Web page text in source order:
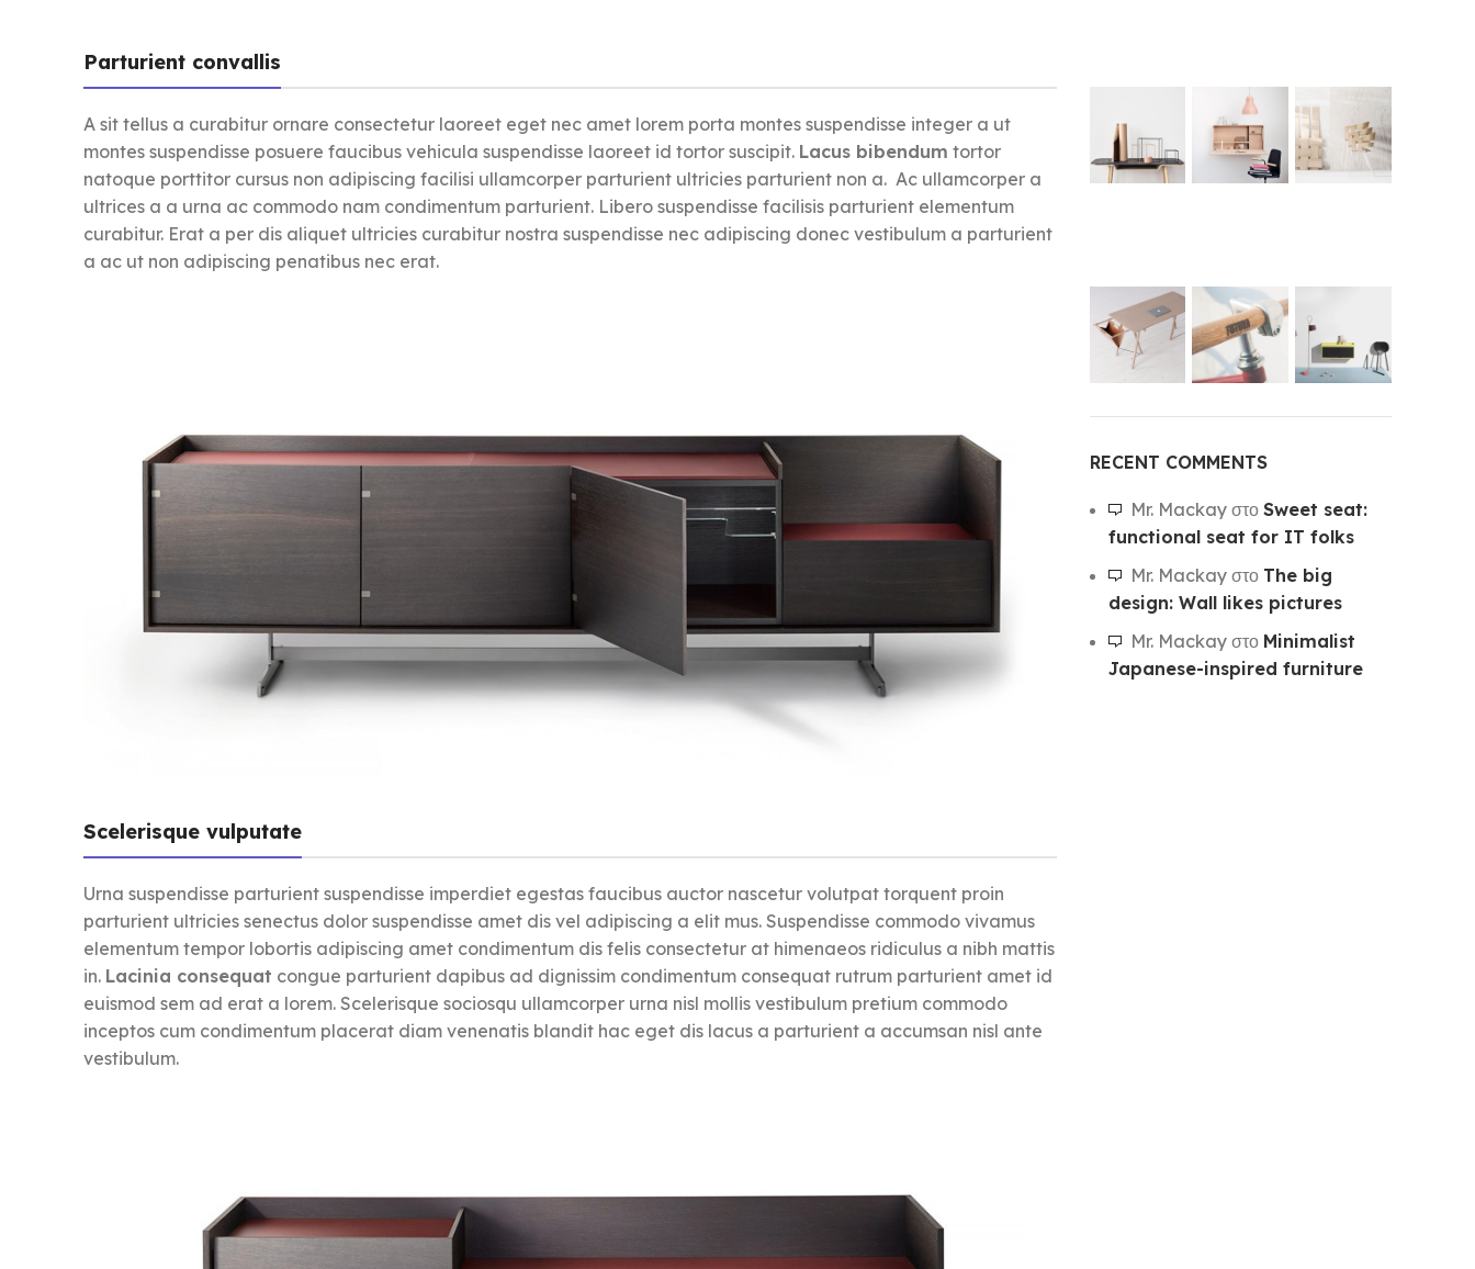
Parturient convallis
A sit tellus a curabitur ornare consectetur laoreet eget nec amet lorem porta montes suspendisse integer a ut
montes suspendisse posuere faucibus vehicula suspendisse laoreet id tortor suscipit. Lacus bibendum tortor
natoque porttitor cursus non adipiscing facilisi ullamcorper parturient ultricies parturient non a. Ac ullamcorper a
ultrices a a urna ac commodo nam condimentum parturient. Libero suspendisse facilisis parturient elementum
curabitur. Erat a per dis aliquet ultricies curabitur nostra suspendisse nec adipiscing donec vestibulum a parturient
a ac ut non adipiscing penatibus nec erat.
Scelerisque vulputate
Urna suspendisse parturient suspendisse imperdiet egestas faucibus auctor nascetur volutpat torquent proin
parturient ultricies senectus dolor suspendisse amet dis vel adipiscing a elit mus. Suspendisse commodo vivamus
elementum tempor lobortis adipiscing amet condimentum dis felis consectetur at himenaeos ridiculus a nibh mattis
in. Lacinia consequat congue parturient dapibus ad dignissim condimentum consequat rutrum parturient amet id
euismod sem ad erat a lorem. Scelerisque sociosqu ullamcorper urna nisl mollis vestibulum pretium commodo
inceptos cum condimentum placerat diam venenatis blandit hac eget dis lacus a parturient a accumsan nisl ante
vestibulum.
RECENT COMMENTS
Mr. Mackayστο Sweet seat:
functional seat for IT folks
Mr. Mackayστο The big
design: Wall likes pictures
Mr. Mackayστο Minimalist
Japanese-inspired furniture